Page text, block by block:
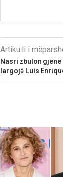
Artikulli i
Nasri zbulon gjënë
largojë Luis